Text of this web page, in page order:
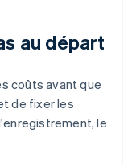
au départ
coûts avant que
de fixer les
le